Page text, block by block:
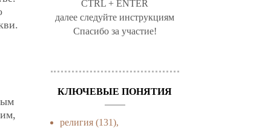
CTRL + ENTER
далее следуйте инструкциям
Спасибо за участие!
КЛЮЧЕВЫЕ ПОНЯТИЯ
религия (131),